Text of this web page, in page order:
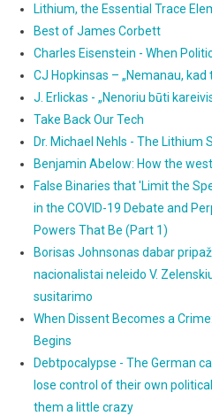
Lithium, the Essential Trace
Best of James Corbett
Charles Eisenstein - When
CJ Hopkinsas – „Nemanau,
J. Erlickas - „Nenoriu būti
Take Back Our Tech
Dr. Michael Nehls - The Lithium
Benjamin Abelow: How the
False Binaries that 'Limit the
in the COVID-19 Debate and
Powers That Be (Part 1)
Borisas Johnsonas dabar
nacionalistai neleido V.
susitarimo
When Dissent Becomes a
Begins
Debtpocalypse - The German
lose control of their own
them a little crazy